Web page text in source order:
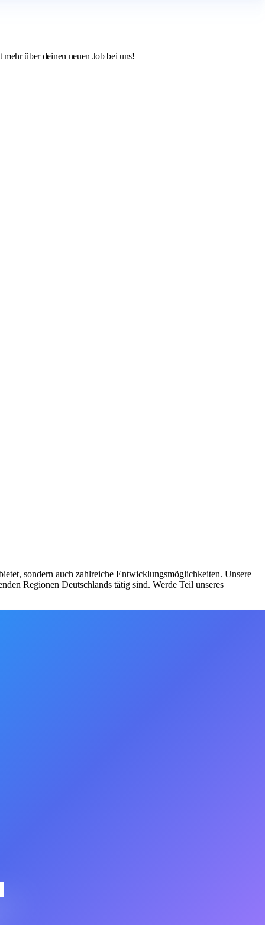
über deinen neuen Job bei uns!
sondern auch zahlreiche Entwicklungsmöglichkeiten. Unsere
Regionen Deutschlands tätig sind. Werde Teil unseres